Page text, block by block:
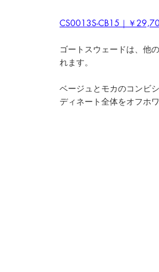
CS0013S-CB15｜￥
ゴートスウェードは、他
れます。
ベージュとモカのコンビ
ディネート全体をオフホ